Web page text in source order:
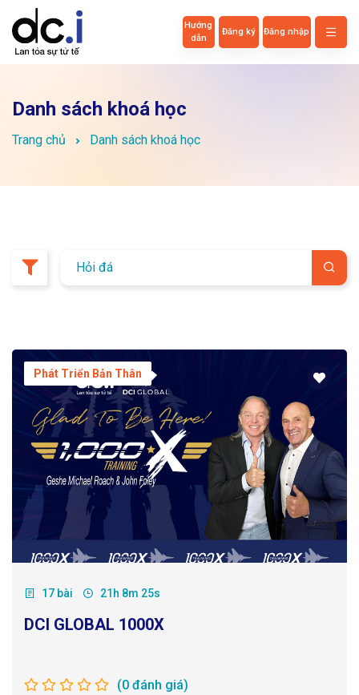
Hướng
dẫn
Đăng ký Đăng nhập
Danh sách khoá học
Trang chủ Danh sách khoá học
Phát Triển Bản Thân
17 bài 21h 8m 25s
DCI GLOBAL 1000X
(0 đánh giá)